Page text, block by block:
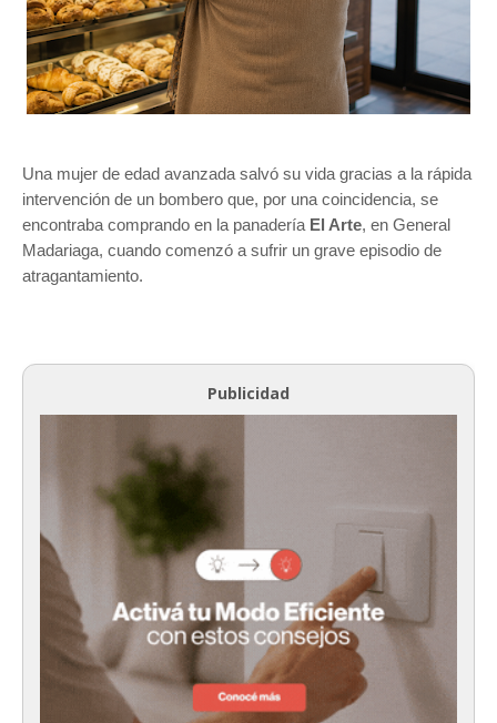
Una mujer de edad avanzada salvó su vida gracias a la rápida
intervención de un bombero que, por una coincidencia, se
encontraba comprando en la panadería El Arte, en General
Madariaga, cuando comenzó a sufrir un grave episodio de
atragantamiento.
Publicidad